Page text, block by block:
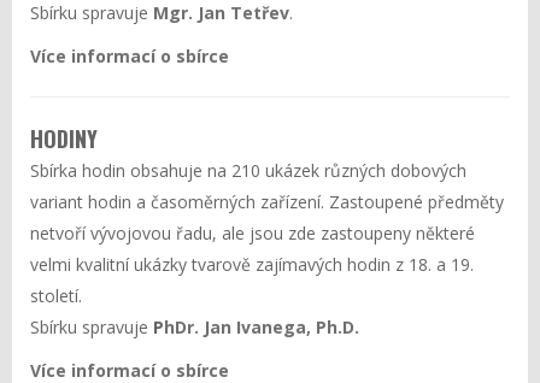
Sbírku spravuje Mgr. Jan Tetřev.
Více informací o sbírce
HODINY
Sbírka hodin obsahuje na 210 ukázek různých dobových
variant hodin a časoměrných zařízení. Zastoupené předměty
netvoří vývojovou řadu, ale jsou zde zastoupeny některé
velmi kvalitní ukázky tvarově zajímavých hodin z 18. a 19.
století.
Sbírku spravuje PhDr. Jan Ivanega, Ph.D.
Více informací o sbírce